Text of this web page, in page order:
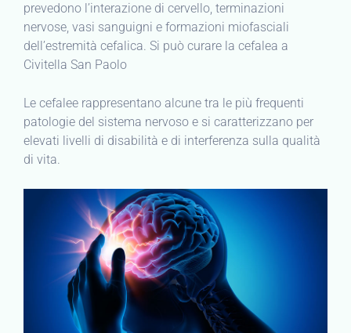
prevedono l’interazione di cervello, terminazioni
nervose, vasi sanguigni e formazioni miofasciali
dell’estremità cefalica. Si può curare la cefalea a
Civitella San Paolo
Le cefalee rappresentano alcune tra le più frequenti
patologie del sistema nervoso e si caratterizzano per
elevati livelli di disabilità e di interferenza sulla qualità
di vita.